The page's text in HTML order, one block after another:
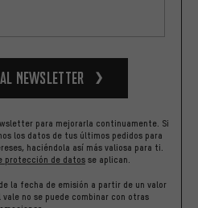
newsletter
para mejorarla continuamente. Si
los datos de tus últimos pedidos para
haciéndola así más valiosa para ti.
protección de datos se aplican.
la fecha de emisión a partir de un valor
vale no se puede combinar con otras